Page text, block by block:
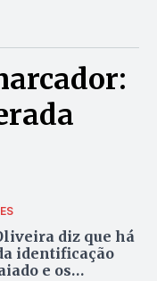
diz que há
identificação
e os